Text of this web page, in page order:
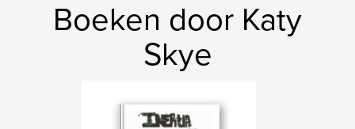
Boeken door Katy
Skye